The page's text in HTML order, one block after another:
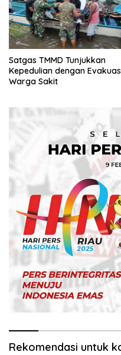
Satgas TMMD Tunjukkan
Kepedulian dengan
Warga Sakit
Rekomendasi untuk